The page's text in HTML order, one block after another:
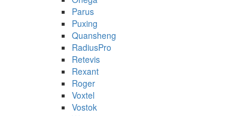
Parus
Puxing
Quansheng
RadiusPro
Retevis
Rexant
Roger
Voxtel
Vostok